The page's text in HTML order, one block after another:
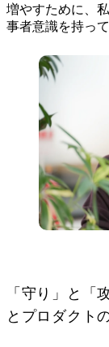
増やすために、
事者意識を持っ
「守り」と「
とプロダクト